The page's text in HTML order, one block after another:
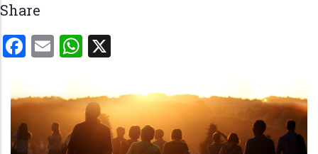
Share
Facebook
EmailWhatsApp